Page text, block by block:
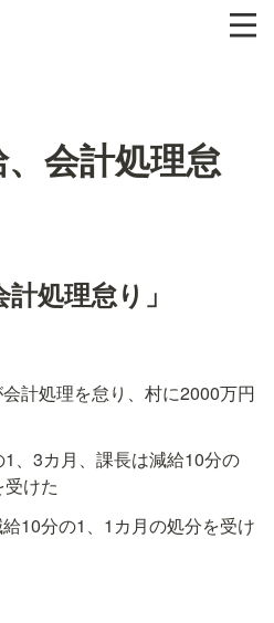
、会計処理怠
計処理怠り」
計処理を怠り、村に2000万円
、3カ月、課長は減給10分の
けた
10分の1、1カ月の処分を受け